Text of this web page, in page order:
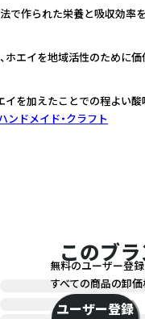
で作られた栄養と吸収効率
ホエイを地域活性のために
イを加えたことでの程よい
ンドメイド・クラフト
このブ
無料のユーザー登
すべての商品の卸価
ユーザー登録